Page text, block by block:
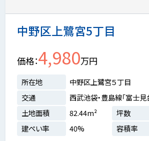
中野区上鷺宮5丁目
価格 4,980万円
所在地
中野区上鷺宮５丁目
交通
西武池袋・豊島線「富士
土地面積
82.44m² 坪数
建ぺい率
40% 容積率